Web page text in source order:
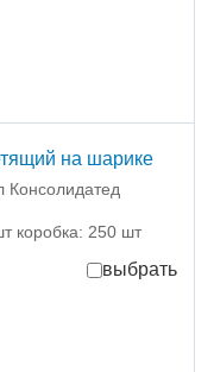
на шарике
Консолидатед
коробка: 250 шт
выбрать